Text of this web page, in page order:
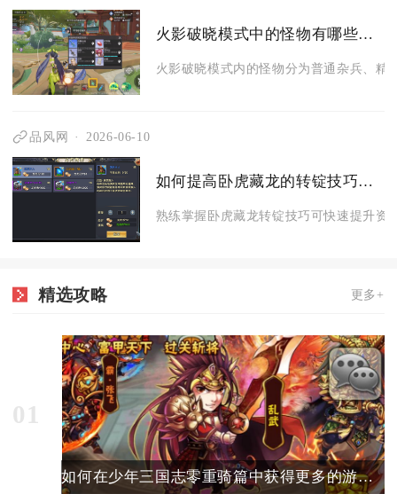
火影破晓模式中的怪物有哪些特点
火影破晓模式内的怪物分为普通杂兵、精
品风网 2026-06-10
如何提高卧虎藏龙的转锭技巧水平
熟练掌握卧虎藏龙转锭技巧可快速提升资
精选攻略 更多+
01
如何在少年三国志零重骑篇中获得更多的游戏货币